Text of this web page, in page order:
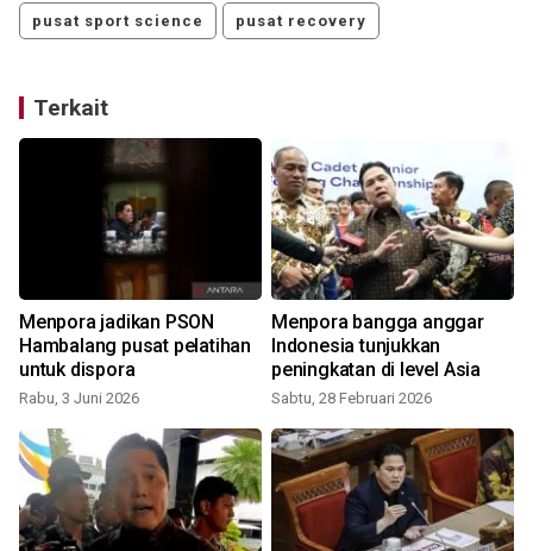
pusat sport science pusat recovery
Terkait
Menpora jadikan PSON
Hambalang pusat pelatihan
untuk dispora
Rabu, 3 Juni 2026
Menpora bangga anggar
Indonesia tunjukkan
peningkatan di level Asia
Sabtu, 28 Februari 2026